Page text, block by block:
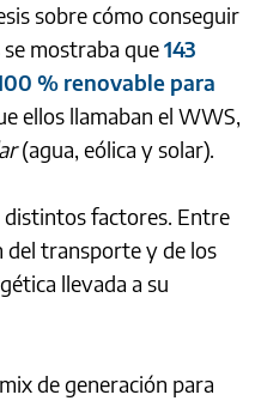
sobre cómo conseguir
mostraba que143
% renovable para
ellos llamaban el WWS,
(agua, eólica y solar).
factores. Entre
del transporte y de los
llevada a su
de generación para